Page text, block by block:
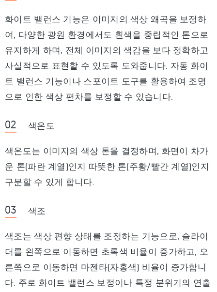
화이트 밸런스 기능은 이미지의 색상 왜곡을 보정하
여, 다양한 광원 환경에서도 흰색을 중립적인 톤으로
유지하게 하며, 전체 이미지의 색감을 보다 정확하고
사실적으로 표현할 수 있도록 도와줍니다. 자동 화이
트 밸런스 기능이나 스포이트 도구를 활용하여 조명
으로 인한 색상 편차를 보정할 수 있습니다.
색온도
색온도는 이미지의 색상 톤을 결정하며, 화면이 차가
운 톤(파란 계열)인지 따뜻한 톤(주황/빨간 계열)인지
구분할 수 있게 합니다.
색조
색조는 색상 편향 상태를 조정하는 기능으로, 슬라이
더를 왼쪽으로 이동하면 초록색 비율이 증가하고, 오
른쪽으로 이동하면 마젠타(자홍색) 비율이 증가합니
다. 주로 화이트 밸런스 보정이나 특정 분위기의 연출